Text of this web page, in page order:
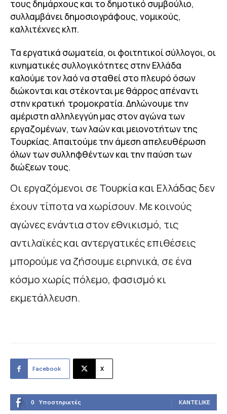
τους δημάρχους και το δημοτικό συμβούλιο,
συλλαμβάνει δημοσιογράφους, νομικούς,
καλλιτέχνες κλπ.
Τα εργατικά σωματεία, οι φοιτητικοί σύλλογοι, οι
κινηματικές συλλογικότητες στην Ελλάδα
καλούμε τον λαό να σταθεί στο πλευρό όσων
διώκονται και στέκονται με θάρρος απέναντι
στην κρατική τρομοκρατία. Δηλώνουμε την
αμέριστη αλληλεγγύη μας στον αγώνα των
εργαζομένων, των λαών και μειονοτήτων της
Τουρκίας. Απαιτούμε την άμεση απελευθέρωση
όλων των συλληφθέντων και την παύση των
διώξεων τους.
Οι εργαζόμενοι σε Τουρκία και Ελλάδας δεν
έχουν τίποτα να χωρίσουν. Με κοινούς
αγώνες ενάντια στον εθνικισμό, τις
αντιλαϊκές και αντεργατικές επιθέσεις
μπορούμε να ζήσουμε ειρηνικά, σε ένα
κόσμο χωρίς πόλεμο, φασισμό κι
εκμετάλλευση.
Facebook X
0 Υποστηρικτές ΚΆΝΤΕ LIKE